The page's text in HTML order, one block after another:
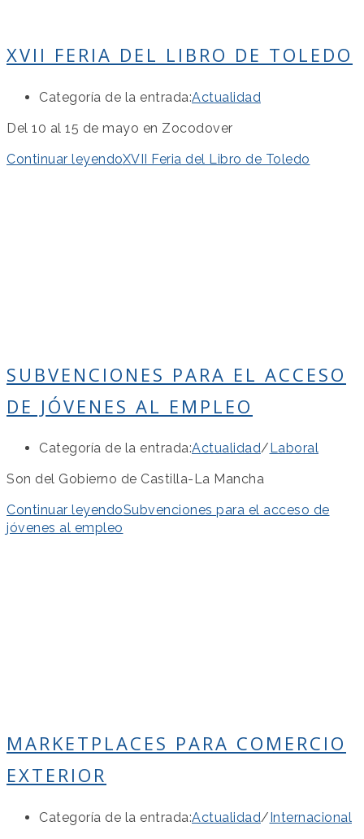
XVII FERIA DEL LIBRO DE TOLEDO
Categoría de la entrada:Actualidad
Del 10 al 15 de mayo en Zocodover
Continuar leyendoXVII Feria del Libro de Toledo
SUBVENCIONES PARA EL ACCESO
DE JÓVENES AL EMPLEO
Categoría de la entrada:Actualidad/ Laboral
Son del Gobierno de Castilla-La Mancha
Continuar leyendoSubvenciones para el acceso de
jóvenes al empleo
MARKETPLACES PARA COMERCIO
EXTERIOR
Categoría de la entrada:Actualidad/ Internacional